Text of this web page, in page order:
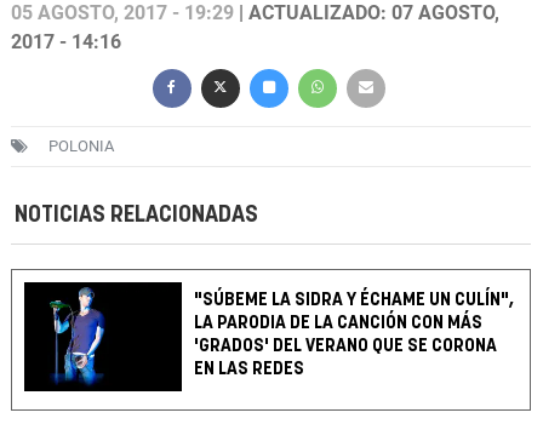
05 AGOSTO, 2017 - 19:29 | ACTUALIZADO: 07 AGOSTO,
2017 - 14:16
POLONIA
NOTICIAS RELACIONADAS
"SÚBEME LA SIDRA Y ÉCHAME UN CULÍN",
LA PARODIA DE LA CANCIÓN CON MÁS
'GRADOS' DEL VERANO QUE SE CORONA
EN LAS REDES